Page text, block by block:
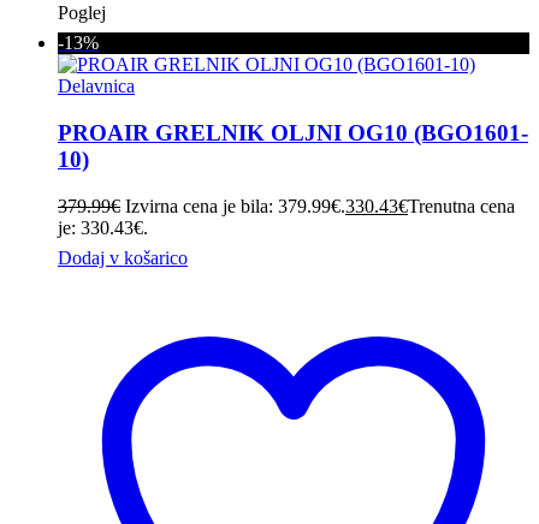
Poglej
-13%
Delavnica
PROAIR GRELNIK OLJNI OG10 (BGO1601-
10)
379.99€ Izvirna cena je bila: 379.99€.330.43€Trenutna cena
je: 330.43€.
Dodaj v košarico